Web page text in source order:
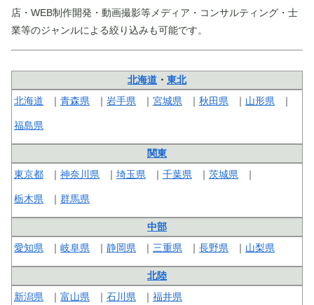
店・WEB制作開発・動画撮影等メディア・コンサルティング・士
業等のジャンルによる絞り込みも可能です。
北海道 ・ 東北
北海道
青森県 岩手県 宮城県 秋田県 山形県
福島県
関東
東京都
神奈川県 埼玉県 千葉県 茨城県
栃木県 群馬県
中部
愛知県
岐阜県 静岡県 三重県 長野県 山梨県
北陸
新潟県
富山県 石川県 福井県